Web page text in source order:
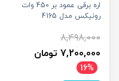
اره برقی عمود بر 450 وات
رونیکس مدل 4165
8,498,000
7,200,000 تومان
16%